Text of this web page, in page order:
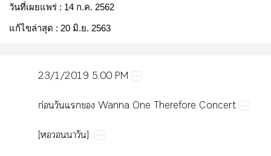
วันที่เผยแพร่ : 14 ก.ค. 2562
แก้ไขล่าสุด : 20 มิ.ย. 2563
23/1/2019​5.00​PM
ก่​​​​Wanna​One​Therefore​Concert
[​​​]